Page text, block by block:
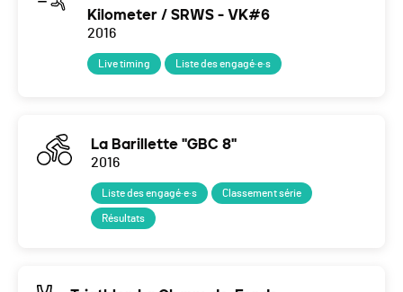
Kilometer / SRWS - VK#6
2016
Live timing Liste des engagé·e·s
La Barillette "GBC 8"
2016
Liste des engagé·e·s Classement série
Résultats